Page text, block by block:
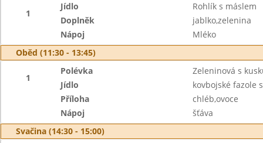
1
Jídlo
Rohlík s máslem
Doplněk
jablko,zelenina
Nápoj
Mléko
Oběd (11:30 - 13:45)
1
Polévka
Zeleninová s
Jídlo
kovbojské fazole
Příloha
chléb,ovoce
Nápoj
šťáva
Svačina (14:30 - 15:00)